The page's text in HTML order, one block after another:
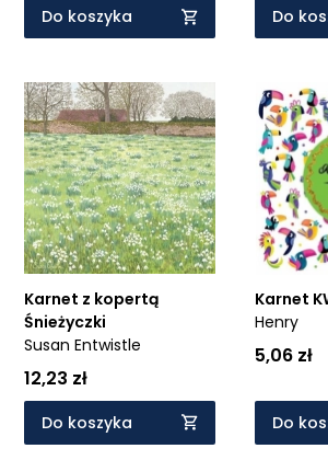
Do koszyka Do
Karnet z kopertą
Śnieżyczki
Susan Entwistle
12,23 zł
Do koszyka
Karnet
Henry
5,06 zł
Do